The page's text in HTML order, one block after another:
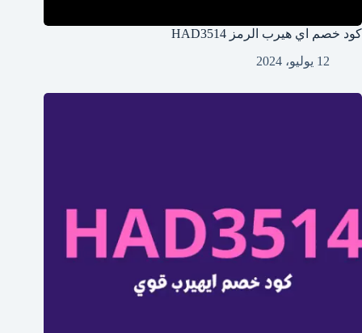
كود خصم اي هيرب الرمز HAD3514
12 يوليو، 2024